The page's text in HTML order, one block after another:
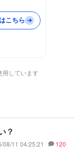
こちら
用しています
？
08/11 04:25:21 120